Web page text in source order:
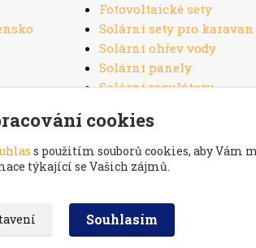
Fotovoltaické sety
Solární sety pro karavan
Solární ohřev vody
Solární panely
Solární regulátory
cookies
s použitím souborů cookies, aby Vám
týkající se Vašich zájmů.
Souhlasím